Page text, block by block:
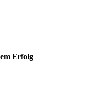
Erfolg